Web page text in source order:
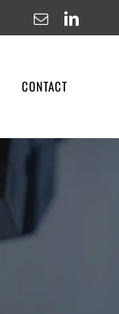
Email
CONTACT